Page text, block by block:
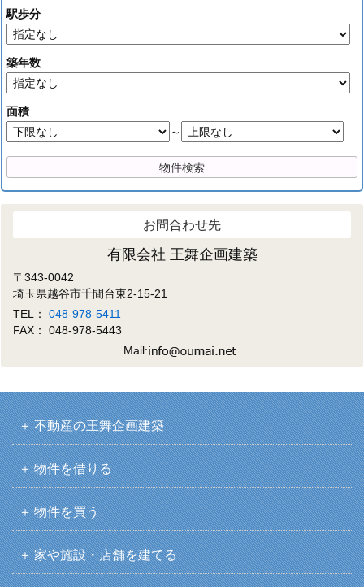
駅歩分
築年数
面積
～
お問合わせ先
有限会社 王舞企画建築
〒343-0042
埼玉県越谷市千間台東2-15-21
TEL：048-978-5411
FAX： 048-978-5443
Mail:
不動産の王舞企画建築
物件を借りる
物件を買う
家や施設・店舗を建てる